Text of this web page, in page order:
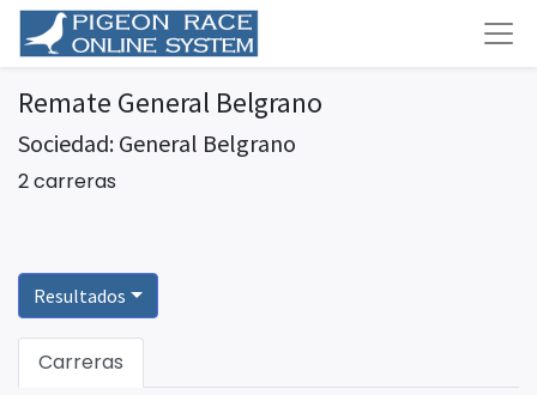
Remate General Belgrano
Sociedad: General Belgrano
2 carreras
Resultados
Carreras